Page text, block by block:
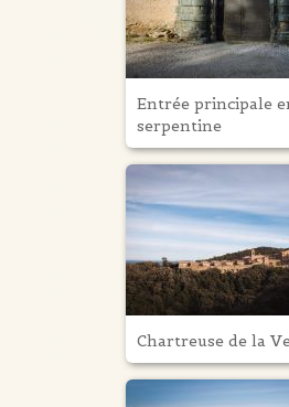
Entrée principale
serpentine
Chartreuse de la